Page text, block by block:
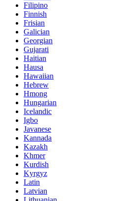
Filipino
Finnish
Frisian
Galician
Georgian
Gujarati
Haitian
Hausa
Hawaiian
Hebrew
Hmong
Hungarian
Icelandic
Igbo
Javanese
Kannada
Kazakh
Khmer
Kurdish
Kyrgyz
Latin
Latvian